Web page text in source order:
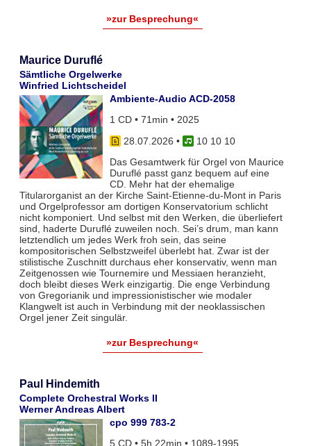
»zur Besprechung«
Maurice Duruflé
Sämtliche Orgelwerke
Winfried Lichtscheidel
Ambiente-Audio ACD-2058
1 CD • 71min • 2025
28.07.2026 •
10 10 10
Das Gesamtwerk für Orgel von Maurice
Duruflé passt ganz bequem auf eine
CD. Mehr hat der ehemalige
Titularorganist an der Kirche Saint-Etienne-du-Mont in Paris
und Orgelprofessor am dortigen Konservatorium schlicht
nicht komponiert. Und selbst mit den Werken, die überliefert
sind, haderte Duruflé zuweilen noch. Sei’s drum, man kann
letztendlich um jedes Werk froh sein, das seine
kompositorischen Selbstzweifel überlebt hat. Zwar ist der
stilistische Zuschnitt durchaus eher konservativ, wenn man
Zeitgenossen wie Tournemire und Messiaen heranzieht,
doch bleibt dieses Werk einzigartig. Die enge Verbindung
von Gregorianik und impressionistischer wie modaler
Klangwelt ist auch in Verbindung mit der neoklassischen
Orgel jener Zeit singulär.
»zur Besprechung«
Paul Hindemith
Complete Orchestral Works II
Werner Andreas Albert
cpo 999 783-2
5 CD • 5h 22min • 1089-1995